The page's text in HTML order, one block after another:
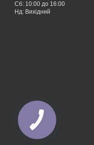
Сб: 10:00 до 16:00
Нд: Вихідний
Контактна інформація
Політика конфіденційностіи